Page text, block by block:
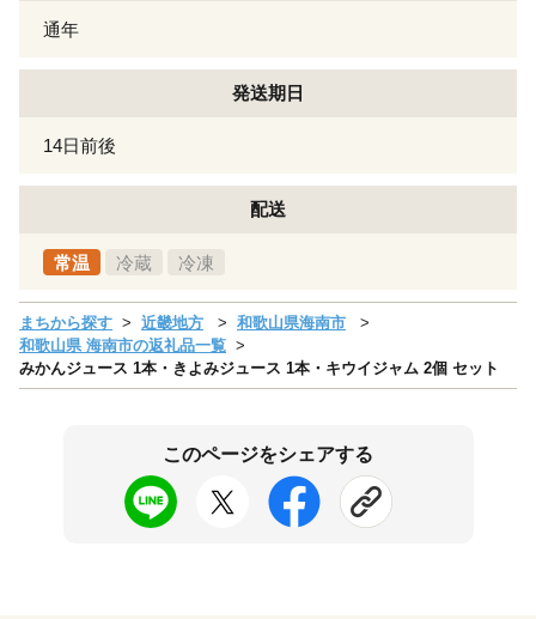
通年
発送期日
14日前後
配送
常温 冷蔵 冷凍
まちから探す 近畿地方
和歌山県海南市
和歌山県 海南市の返礼品一覧
みかんジュース 1本・きよみジュース 1本・キウイジャム 2個 セット
このページをシェアする